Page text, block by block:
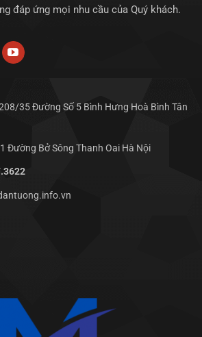
đáp ứng mọi nhu cầu của Quý khách.
35 Đường Số 5 Bình Hưng Hoà Bình Tân
Đường Bở Sông Thanh Oai Hà Nội